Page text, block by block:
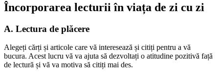
Încorporarea lecturii în viața de zi cu zi
A. Lectura de plăcere
Alegeți cărți și articole care vă interesează și citiți pentru a vă
bucura. Acest lucru vă va ajuta să dezvoltați o atitudine pozitivă față
de lectură și vă va motiva să citiți mai des.